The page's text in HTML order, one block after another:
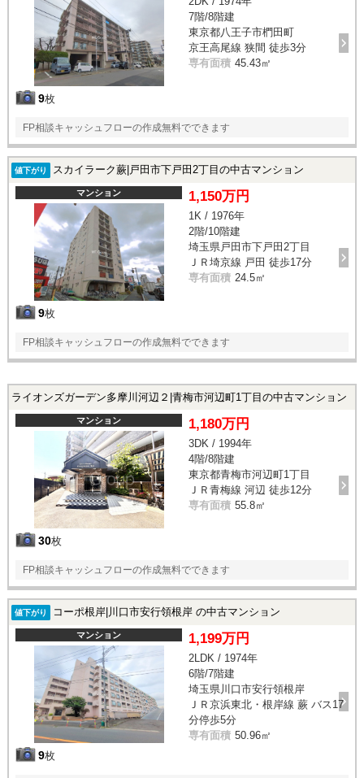
9枚
7階/8階建
東京都八王子市椚田町
京王高尾線 狭間 徒歩3分
専有面積 45.43㎡
FP相談キャッシュフローの作成無料でできます
値下がり スカイラーク蕨|戸田市下戸田2丁目の中古マンション
マンション
9枚
1,150万円
1K / 1976年
2階/10階建
埼玉県戸田市下戸田2丁目
ＪＲ埼京線 戸田 徒歩17分
専有面積 24.5㎡
FP相談キャッシュフローの作成無料でできます
ライオンズガーデン多摩川河辺２|青梅市河辺町1丁目の中古マンション
マンション
30枚
1,180万円
3DK / 1994年
4階/8階建
東京都青梅市河辺町1丁目
ＪＲ青梅線 河辺 徒歩12分
専有面積 55.8㎡
FP相談キャッシュフローの作成無料でできます
値下がり コーポ根岸|川口市安行領根岸 の中古マンション
マンション
9枚
1,199万円
2LDK / 1974年
6階/7階建
埼玉県川口市安行領根岸
ＪＲ京浜東北・根岸線 蕨 バス17
分停歩5分
専有面積 50.96㎡